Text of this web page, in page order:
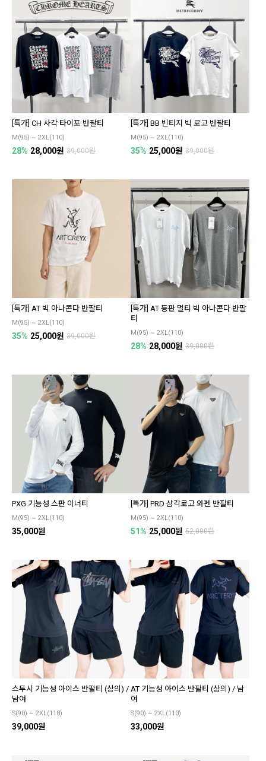
[특가] CH 사각 타이포 반팔티
M(95) ~ 2XL(110)
28% 28,000원 39,000원
[특가] BB 빈티지 빅 로고 반팔티
M(95) ~ 2XL(110)
35% 25,000원 39,000원
[특가] AT 빅 아나콘다 반팔티
M(95) ~ 2XL(110)
35% 25,000원 39,000원
[특가] AT 등판 멀티 빅 아나콘다 반팔
티
M(95) ~ 2XL(110)
28% 28,000원 39,000원
PXG 기능성 스판 이너티
M(95) ~ 2XL(110)
35,000원
[특가] PRD 삼각로고 와펜 반팔티
M(95) ~ 2XL(110)
51% 25,000원 52,000원
스투시 기능성 아이스 반팔티 (상의) /
남여
S(90) ~ 2XL(110)
39,000원
AT 기능성 아이스 반팔티 (상의) / 남
여
S(90) ~ 2XL(110)
33,000원